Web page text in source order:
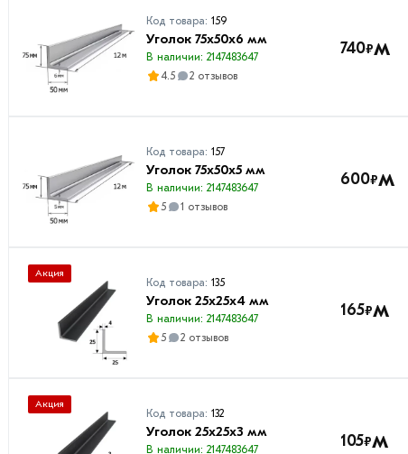
Код товара: 159
Уголок 75х50х6 мм
В наличии: 2147483647
4.5
2 отзывов
740₽м
Код товара: 157
Уголок 75х50х5 мм
В наличии: 2147483647
5
1 отзывов
600₽м
Акция
Код товара: 135
Уголок 25х25х4 мм
В наличии: 2147483647
5
2 отзывов
165₽м
Акция
Код товара: 132
Уголок 25х25х3 мм
В наличии: 2147483647
105₽м